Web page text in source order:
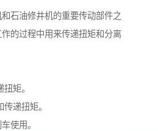
石油修井机的重要传动部件之
的过程中用来传递扭矩和分离
矩。
递扭矩。
使用。